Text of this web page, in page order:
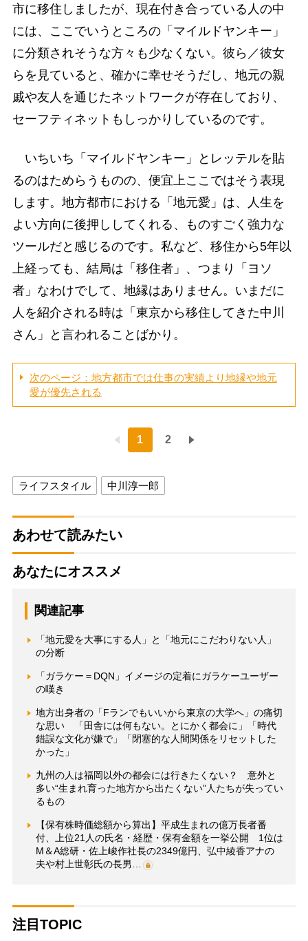
市に移住しましたが、現在付き合っている人の中
には、ここでいうところの「マイルドヤンキー」
に分類されそうな方々も少なくない。彼ら／彼女
らを見ていると、確かに幸せそうだし、地元の親
戚や友人を通じたネットワークが存在しており、
セーフティネットもしっかりしているのです。
いちいち「マイルドヤンキー」とレッテルを貼
るのはためらうものの、便宜上ここではそう表現
します。地方都市における「地元愛」は、人生を
よい方向に後押ししてくれる、ものすごく強力な
ツールだと感じるのです。私など、移住から5年以
上経っても、結局は「移住者」、つまり「ヨソ
者」なわけでして、地縁はありません。いまだに
人を紹介される時は「東京から移住してきた中川
さん」と言われることばかり。
次のページ：地方都市では仕事の実績より地縁や地元
愛が優先される
1 2
ライフスタイル 中川淳一郎
あわせて読みたい
あなたにオススメ
関連記事
「地元愛を大事にする人」と「地元にこだわりない人」
の分断
「ガラケー＝DQN」イメージの定着にガラケーユーザー
の嘆き
地方出身者の「Fランでもいいから東京の大学へ」の痛切
な思い 「田舎には何もない。とにかく都会に」「時代
錯誤な文化が嫌で」「閉塞的な人間関係をリセットした
かった」
九州の人は福岡以外の都会には行きたくない？ 意外と
多い“生まれ育った地方から出たくない”人たちが失ってい
るもの
【保有株時価総額から算出】平成生まれの億万長者番
付、上位21人の氏名・経歴・保有金額を一挙公開 1位は
M＆A総研・佐上峻作社長の2349億円、弘中綾香アナの
夫や村上世彰氏の長男…
注目TOPIC